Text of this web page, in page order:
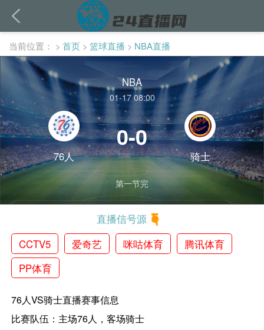
当前位置： > 首页 > 篮球直播 > NBA直播
NBA
01-17 08:00
76人
0-0
骑士
第一节完
直播信号源
CCTV5
爱奇艺 咪咕体育
腾讯体育
PP体育
76人VS骑士直播赛事信息
比赛队伍：主场76人，客场骑士